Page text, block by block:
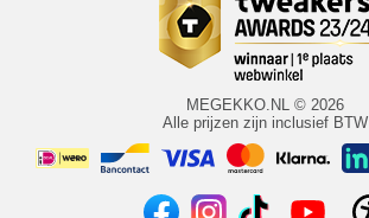
MEGEKKO.NL © 2026
Alle prijzen zijn inclusief BTW